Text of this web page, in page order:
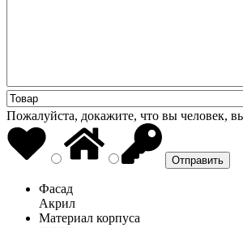
Пожалуйста, докажите, что вы человек,
Фасад
Акрил
Материал корпуса